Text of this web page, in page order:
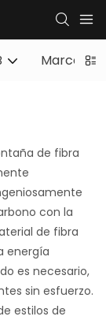
Marco de
de fibra
con la
de fibra
energía
es necesario,
sin esfuerzo.
estilos de